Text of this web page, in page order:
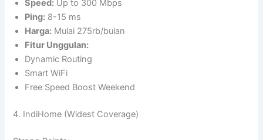
Speed: Up to 300 Mbps
Ping: 8-15 ms
Harga: Mulai 275rb/bulan
Fitur Unggulan:
Dynamic Routing
Smart WiFi
Free Speed Boost Weekend
4. IndiHome (Widest Coverage)